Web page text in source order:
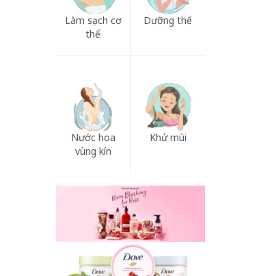
Làm sạch cơ
thể
Dưỡng thể
Nước hoa
vùng kín
Khử mùi